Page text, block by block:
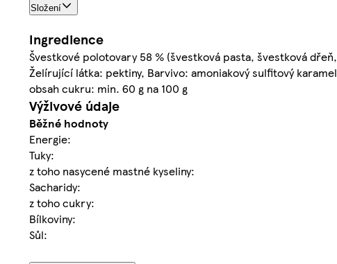
Složení
Ingredience
Švestkové polotovary 58 % (švestková pasta, švestková
Želírující látka: pektiny, Barvivo: amoniakový sulfitový
obsah cukru: min. 60 g na 100 g
Výživové údaje
Běžné hodnoty
Energie:
Tuky:
z toho nasycené mastné kyseliny:
Sacharidy:
z toho cukry:
Bílkoviny:
Sůl: